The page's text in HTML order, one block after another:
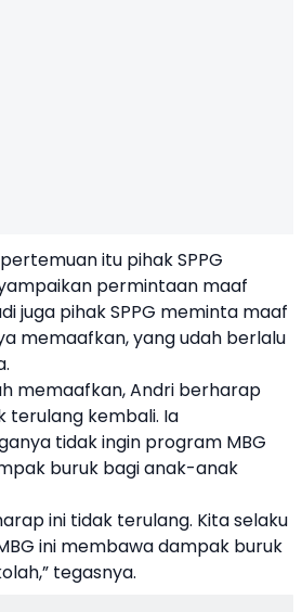
itu pihak SPPG
permintaan maaf
juga pihak SPPG meminta maaf
memaafkan, yang udah berlalu
memaafkan, Andri berharap
terulang kembali. Ia
tidak ingin program MBG
buruk bagi anak-anak
ini tidak terulang. Kita selaku
ini membawa dampak buruk
tegasnya.